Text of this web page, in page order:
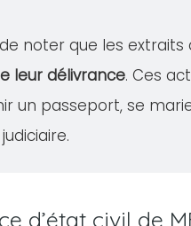
noter que les extraits
leur délivrance. Ces
un passeport, se
d’état civil de